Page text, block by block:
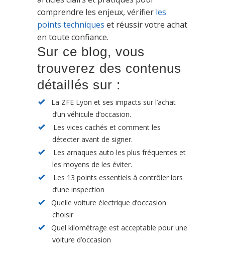
comprendre les enjeux, vérifier les
points techniques et réussir votre achat
en toute confiance.
Sur ce blog, vous
trouverez des contenus
détaillés sur :
La ZFE Lyon et ses impacts sur l’achat
d’un véhicule d’occasion.
Les vices cachés et comment les
détecter avant de signer.
Les arnaques auto les plus fréquentes et
les moyens de les éviter.
Les 13 points essentiels à contrôler lors
d’une inspection
Quelle voiture électrique d’occasion
choisir
Quel kilométrage est acceptable pour une
voiture d’occasion